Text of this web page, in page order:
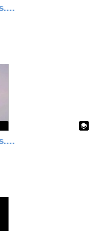
Proyecto de innovación Helios. La situación de las trabajadoras en las industrias creativas.
Proyecto de innovación Helios. La situación de las trabajadoras en las industrias creativas.